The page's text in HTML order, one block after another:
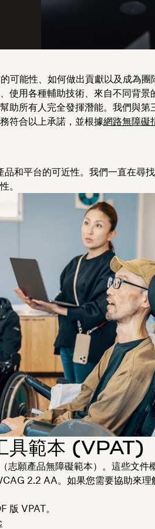
可能性、如何做出貢獻以及成為團
使用各種輔助技術、來自不同背景
助所有人完全發揮潛能。我們與第
符合以上承諾，並根據網路無障礙
和平台的可近性。我們一直在尋
。
具範本 (VPAT)
志願產品無障礙範本）。這些文件
2.2 AA。如果您需要協助來理
版 VPAT。